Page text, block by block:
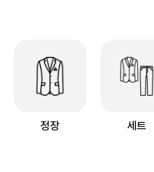
정장 세트